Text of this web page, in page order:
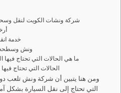
شركة ونشات الكويت لنقل
خدمة
ونش وسطحه
ما هي الحالات التي تحتاج
الحالات التي تحتاج
ومن هنا يتبين أن شركة ونش تلعب
التي تحتاج إلى نقل السيارة بشكل